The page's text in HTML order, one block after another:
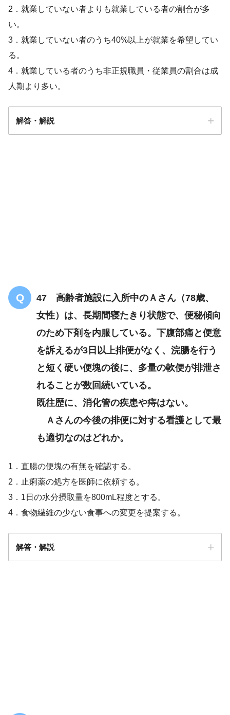
2．就業していない者よりも就業している者の割合が多
い。
3．就業していない者のうち40%以上が就業を希望してい
る。
4．就業している者のうち非正規職員・従業員の割合は成
人期より多い。
解答・解説
47 高齢者施設に入所中のＡさん（78歳、
女性）は、長期間寝たきり状態で、便秘傾向
のため下剤を内服している。下腹部痛と便意
を訴えるが3日以上排便がなく、浣腸を行う
と短く硬い便塊の後に、多量の軟便が排泄さ
れることが数回続いている。
既往歴に、消化管の疾患や痔はない。
Ａさんの今後の排便に対する看護として最
も適切なのはどれか。
1．直腸の便塊の有無を確認する。
2．止痢薬の処方を医師に依頼する。
3．1日の水分摂取量を800mL程度とする。
4．食物繊維の少ない食事への変更を提案する。
解答・解説